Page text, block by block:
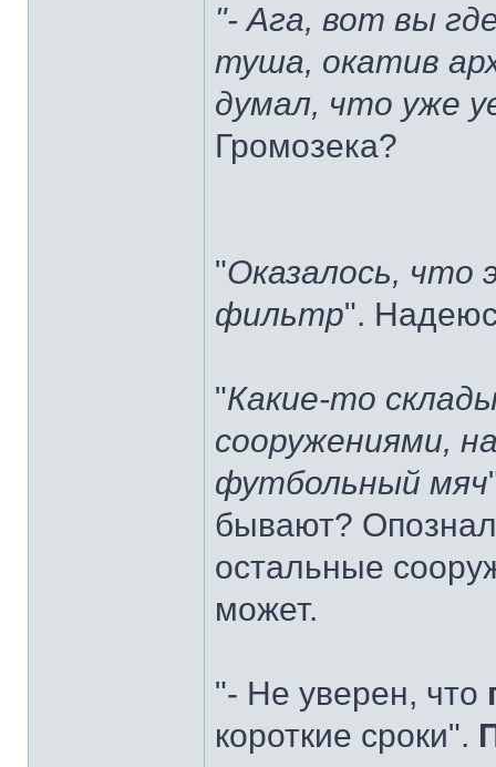
"- Ага, вот вы
туша, окатив
думал, что уже
Громозека?
"Оказалось, что
фильтр".
"Какие-то
сооружениями,
футбольный мяч
бывают?
остальные
может.
"- Не уверен, что
короткие сроки".